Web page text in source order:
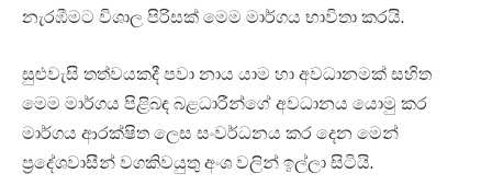
නැරඹීමට විශාල පිරිසක් මෙම මාර්ගය භාවිතා කරයි.
සුළුවැසි තත්වයකදී පවා නාය යාම හා අවධානමක් සහිත
මෙම මාර්ගය පිළිබඳ බළධාරීන්ගේ අවධානය යොමු කර
මාර්ගය ආරක්ෂිත ලෙස සංවර්ධනය කර දෙන මෙන්
ප්‍රදේශවාසීන් වගකිවයුතු අංශ වලින් ඉල්ලා සිටියි.